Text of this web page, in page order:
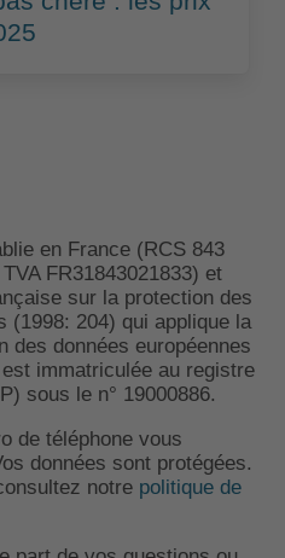
en France (RCS 843
FR31843021833) et
sur la protection des
(1998: 204) qui applique la
des données européennes
immatriculée au registre
sous le n° 19000886.
de téléphone vous
données sont protégées.
notre politique de